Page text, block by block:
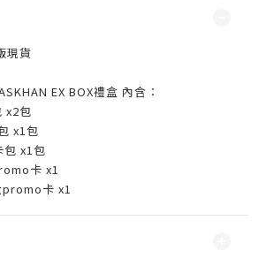
現貨
EX BOX禮盒 內含：
x2包
x1包
x1包
卡 x1
卡 x1